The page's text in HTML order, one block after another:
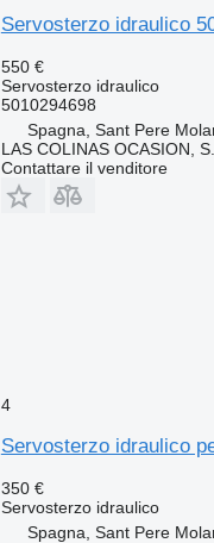
Servosterzo idraulico
550 €
Servosterzo idraulico
5010294698
Spagna, Sant Pere
LAS COLINAS OCASION,
Contattare il venditore
4
Servosterzo idraulico
350 €
Servosterzo idraulico
Spagna, Sant Pere